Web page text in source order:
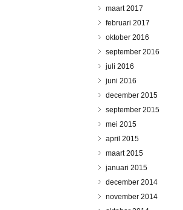
maart 2017
februari 2017
oktober 2016
september 2016
juli 2016
juni 2016
december 2015
september 2015
mei 2015
april 2015
maart 2015
januari 2015
december 2014
november 2014